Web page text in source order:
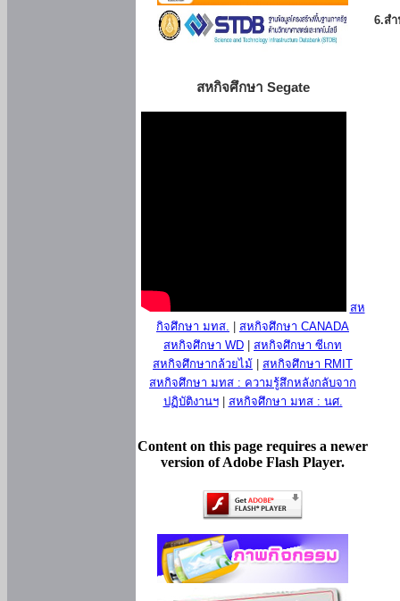
สหกิจศึกษา Segate
สห
กิจศึกษา มทส.
สหกิจศึกษา CANADA
สหกิจศึกษา WD
สหกิจศึกษา ซีเกท
สหกิจศึกษากล้วยไม้
สหกิจศึกษา RMIT
สหกิจศึกษา มทส : ความรู้สึกหลังกลับจาก
ปฏิบัติงานฯ| สหกิจศึกษา มทส : นศ.
Content on this page requires a newer
version of Adobe Flash Player.
6.ส